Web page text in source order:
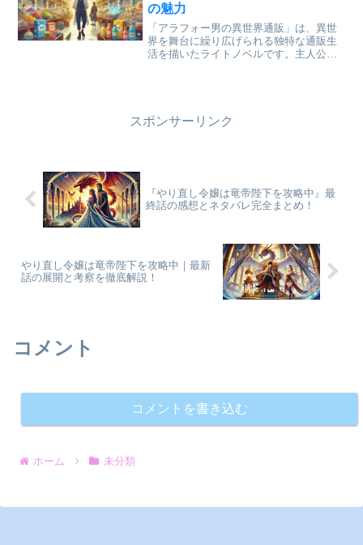
の魅力
「アラフォー男の異世界通販」は、異世
界を舞台に繰り広げられる独特な通販生
活を描いたライトノベルです。主人公の
スポンサーリンク
『やり直し令嬢は竜帝陛下を攻略中』最
終話の感想とネタバレ完全まとめ！
やり直し令嬢は竜帝陛下を攻略中｜最新
話の展開と考察を徹底解説！
コメント
コメントを書き込む
ホーム 未分類